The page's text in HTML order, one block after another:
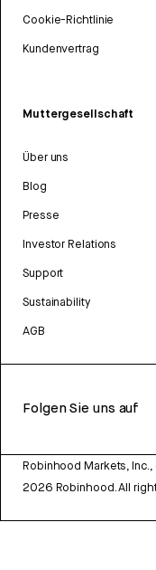
Cookie-Richtlinie
Kundenvertrag
Muttergesellschaft
Über uns
Blog
Presse
Investor Relations
Support
Sustainability
AGB
Folgen Sie uns auf
Robinhood Markets,
2026 Robinhood. All